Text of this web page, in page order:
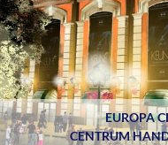
EUROPA
CENTRUM